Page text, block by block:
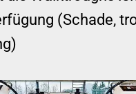
(Schade,